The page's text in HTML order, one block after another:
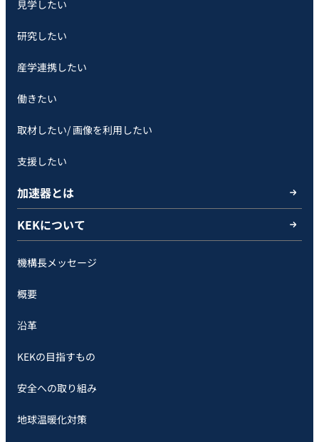
見学したい
研究したい
産学連携したい
働きたい
取材したい/ 画像を利用したい
支援したい
加速器とは
KEKについて
機構長メッセージ
概要
沿革
KEKの目指すもの
安全への取り組み
地球温暖化対策